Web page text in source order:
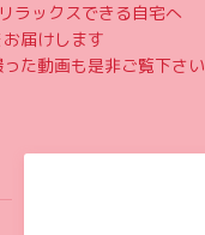
ラックスできる自宅へ
届けします
た動画も是非ご覧下さい